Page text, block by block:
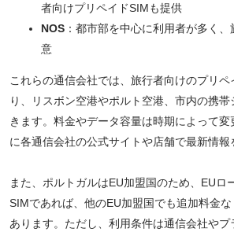
者向けプリペイドSIMも提供
NOS ：都市部を中心に利用者が多く
意
これらの通信会社では、旅行者向けのプリ
り、リスボン空港やポルト空港、市内の携
きます。料金やデータ容量は時期によって
に各通信会社の公式サイトや店舗で最新情報
また、ポルトガルはEU加盟国のため、EUロ
SIMであれば、他のEU加盟国でも追加料金
あります。ただし、利用条件は通信会社やプ